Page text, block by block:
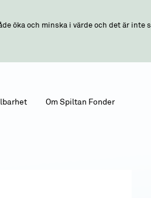
öka och minska i värde och det är inte
Om Spiltan Fonder